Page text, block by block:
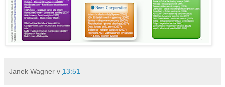
Janek Wagner v 13:51